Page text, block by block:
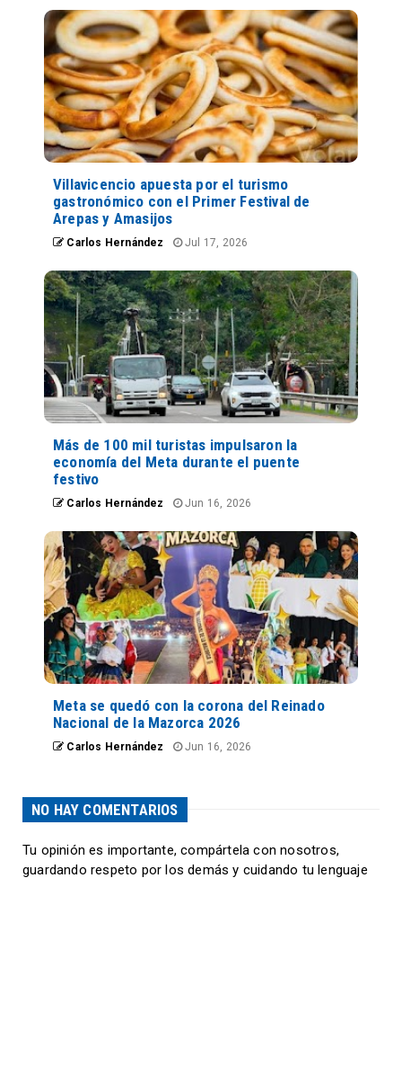
Villavicencio apuesta por el turismo
gastronómico con el Primer Festival de
Arepas y Amasijos
Carlos Hernández Jul 17, 2026
Más de 100 mil turistas impulsaron la
economía del Meta durante el puente
festivo
Carlos Hernández Jun 16, 2026
Meta se quedó con la corona del Reinado
Nacional de la Mazorca 2026
Carlos Hernández Jun 16, 2026
NO HAY COMENTARIOS
Tu opinión es importante, compártela con nosotros,
guardando respeto por los demás y cuidando tu lenguaje